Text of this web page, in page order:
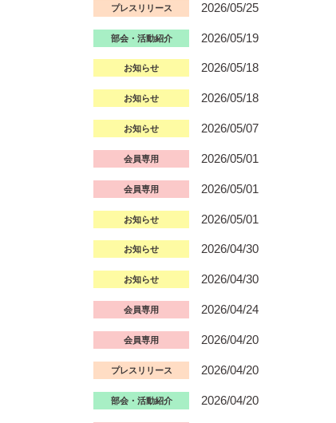
プレスリリース 2026/05/25
部会・活動紹介 2026/05/19
お知らせ 2026/05/18
お知らせ 2026/05/18
お知らせ 2026/05/07
会員専用 2026/05/01
会員専用 2026/05/01
お知らせ 2026/05/01
お知らせ 2026/04/30
お知らせ 2026/04/30
会員専用 2026/04/24
会員専用 2026/04/20
プレスリリース 2026/04/20
部会・活動紹介 2026/04/20